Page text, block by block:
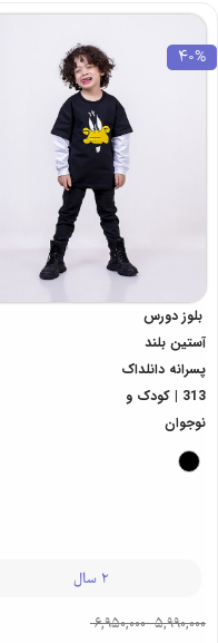
40%
بلوز دورس
آستین بلند
پسرانه دانلداک
313 | کودک و
نوجوان
2 سال
5,990,000
-
6,950,000